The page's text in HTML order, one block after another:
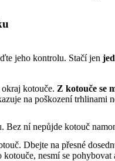
jeho kontrolu. Stačí jen
kotouče. Z kotouče se
na poškození trhlinami
Bez ní nepůjde kotouč
Dbejte na přesné
nesmí se